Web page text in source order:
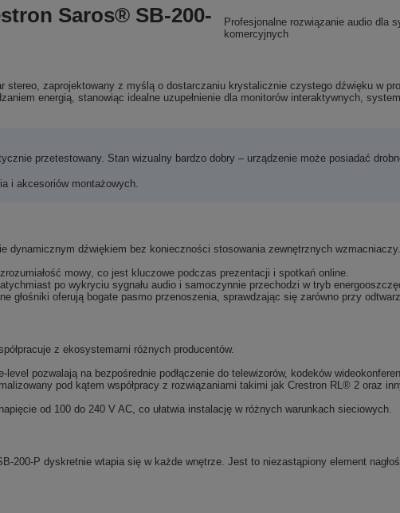
Saros® SB-200-
Profesjonalne rozwiązanie audio dla
komercyjnych
stereo, zaprojektowany z myślą o dostarczaniu krystalicznie czystego dźwięku w
energią, stanowiąc idealne uzupełnienie dla monitorów interaktywnych,
przetestowany. Stan wizualny bardzo dobry – urządzenie może posiadać
i akcesoriów montażowych.
dynamicznym dźwiękiem bez konieczności stosowania zewnętrznych wzmacniaczy.
mowy, co jest kluczowe podczas prezentacji i spotkań online.
po wykryciu sygnału audio i samoczynnie przechodzi w tryb
głośniki oferują bogate pasmo przenoszenia, sprawdzając się zarówno przy
z ekosystemami różnych producentów.
level pozwalają na bezpośrednie podłączenie do telewizorów, kodeków
pod kątem współpracy z rozwiązaniami takimi jak Crestron RL® 2 oraz
od 100 do 240 V AC, co ułatwia instalację w różnych warunkach sieciowych.
200-P dyskretnie wtapia się w każde wnętrze. Jest to niezastąpiony element